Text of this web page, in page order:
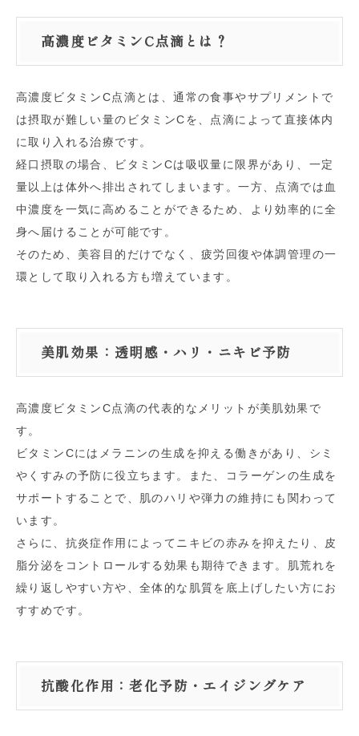
高濃度ビタミンC点滴とは？
高濃度ビタミンC点滴とは、通常の食事やサプリメントで
は摂取が難しい量のビタミンCを、点滴によって直接体内
に取り入れる治療です。
経口摂取の場合、ビタミンCは吸収量に限界があり、一定
量以上は体外へ排出されてしまいます。一方、点滴では血
中濃度を一気に高めることができるため、より効率的に全
身へ届けることが可能です。
そのため、美容目的だけでなく、疲労回復や体調管理の一
環として取り入れる方も増えています。
美肌効果：透明感・ハリ・ニキビ予防
高濃度ビタミンC点滴の代表的なメリットが美肌効果で
す。
ビタミンCにはメラニンの生成を抑える働きがあり、シミ
やくすみの予防に役立ちます。また、コラーゲンの生成を
サポートすることで、肌のハリや弾力の維持にも関わって
います。
さらに、抗炎症作用によってニキビの赤みを抑えたり、皮
脂分泌をコントロールする効果も期待できます。肌荒れを
繰り返しやすい方や、全体的な肌質を底上げしたい方にお
すすめです。
抗酸化作用：老化予防・エイジングケア